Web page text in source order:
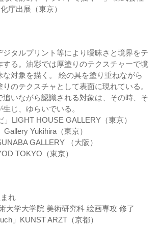
庁出展（東京）
ジタルプリント等により曖昧さと境界をテ
する。油彩では厚塗りのテクスチャーで境
対象を描く。 絵の具を塗り重ねながら
のテクスチャとして表面に現れている。
追いながら認識される対象は、その時、そ
じ、ゆらいでいる。
」LIGHT HOUSE GALLERY（東京）
Yukihira（東京）
GALLERY （大阪）
TOKYO（東京）
れ
大学大学院 美術研究科 絵画専攻 修了
」KUNST ARZT（京都）